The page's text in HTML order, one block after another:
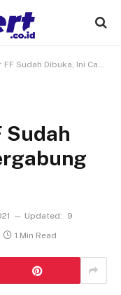
Dibuka, Ini Cara Bergabung dan Ikutan
Sudah
Updated:
9
1 Min Read